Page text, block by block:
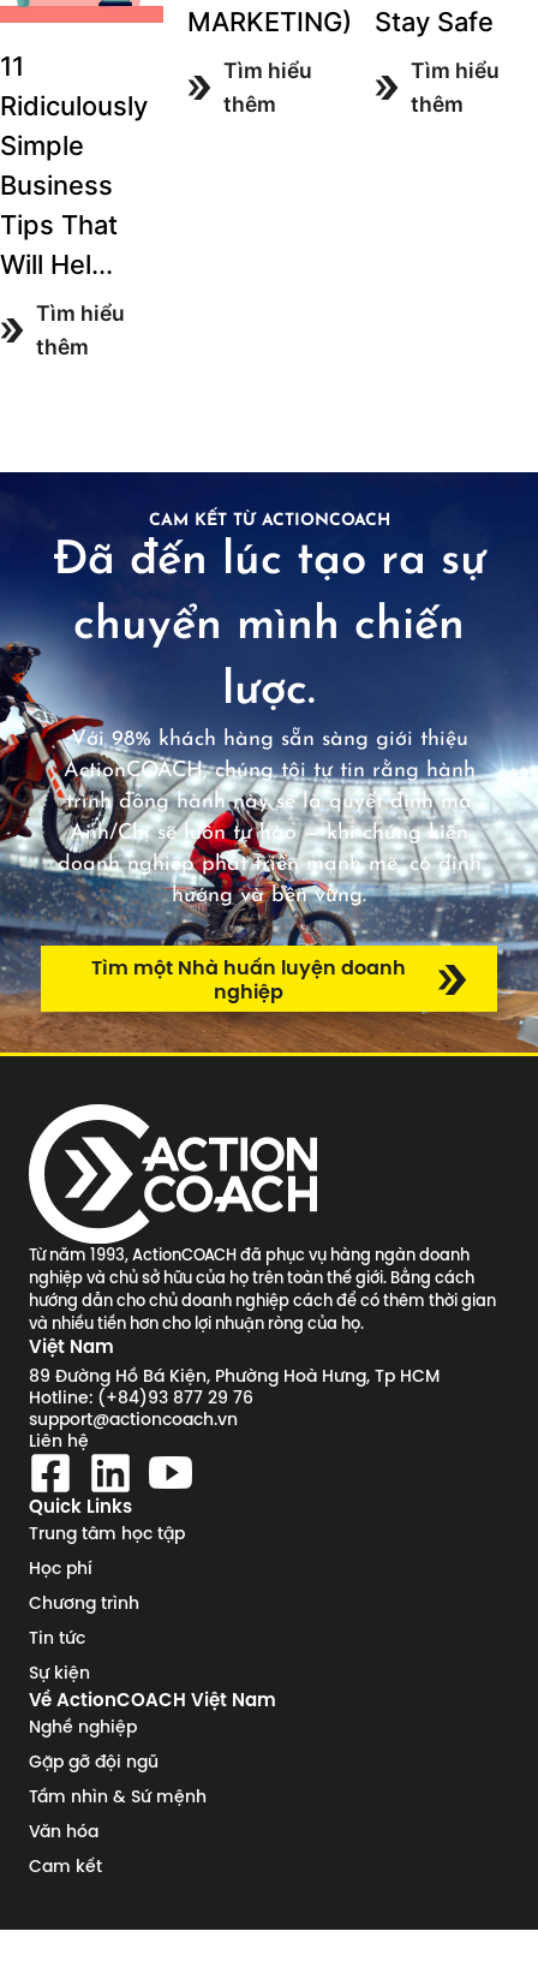
11
Ridiculously
Simple
Business
Tips That
Will Hel...
Tìm hiểu
thêm
MARKETING)
Tìm hiểu
thêm
Stay Safe
Tìm hiểu
thêm
CAM KẾT TỪ ACTIONCOACH
Đã đến lúc tạo ra sự
chuyển mình chiến
lược.
Với 98% khách hàng sẵn sàng giới thiệu
ActionCOACH, chúng tôi tự tin rằng hành
trình đồng hành này sẽ là quyết định mà
Anh/Chị sẽ luôn tự hào — khi chứng kiến
doanh nghiệp phát triển mạnh mẽ, có định
hướng và bền vững.
Tìm một Nhà huấn luyện doanh
nghiệp
Từ năm 1993, ActionCOACH đã phục vụ hàng ngàn doanh
nghiệp và chủ sở hữu của họ trên toàn thế giới. Bằng cách
hướng dẫn cho chủ doanh nghiệp cách để có thêm thời gian
và nhiều tiền hơn cho lợi nhuận ròng của họ.
Việt Nam
89 Đường Hồ Bá Kiện, Phường Hoà Hưng, Tp HCM
Hotline: (+84)93 877 29 76
support@actioncoach.vn
Liên hệ
Quick Links
Trung tâm học tập
Học phí
Chương trình
Tin tức
Sự kiện
Về ActionCOACH Việt Nam
Nghề nghiệp
Gặp gỡ đội ngũ
Tầm nhìn & Sứ mệnh
Văn hóa
Cam kết